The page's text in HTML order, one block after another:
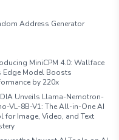
Address Generator
MiniCPM 4.0: Wallface
Edge Model Boosts
by 220x
Unveils Llama-Nemotron-
VL-8B-V1: The All-in-One AI
for Image, Video, and Text